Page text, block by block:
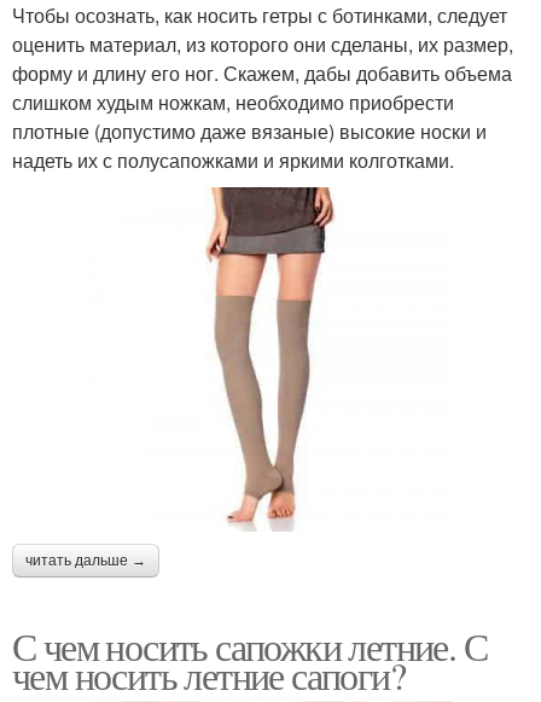
Чтобы осознать, как носить гетры с ботинками, следует
оценить материал, из которого они сделаны, их размер,
форму и длину его ног. Скажем, дабы добавить объема
слишком худым ножкам, необходимо приобрести
плотные (допустимо даже вязаные) высокие носки и
надеть их с полусапожками и яркими колготками.
читать дальше →
С чем носить сапожки летние. С
чем носить летние сапоги?